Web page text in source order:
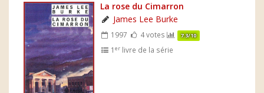
La rose du Cimarron
James Lee Burke
1997 4 votes 7.3/10
1er livre de la série